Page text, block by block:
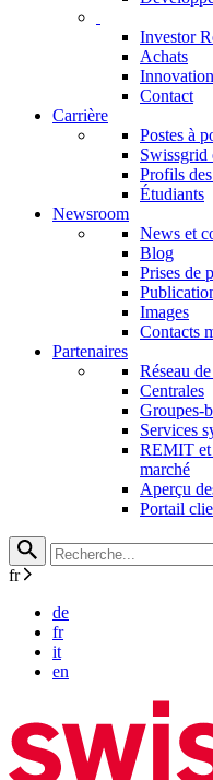
Investor
Achats
Contact
Carrière
Postes à
Swissgrid
Profils
Étudiants
Newsroom
News et
Blog
Prises de
Images
Contacts
Partenaires
Réseau
Centrales
Groupes-
Services
REMIT et
marché
Aperçu
Portail
fr
de
fr
it
en